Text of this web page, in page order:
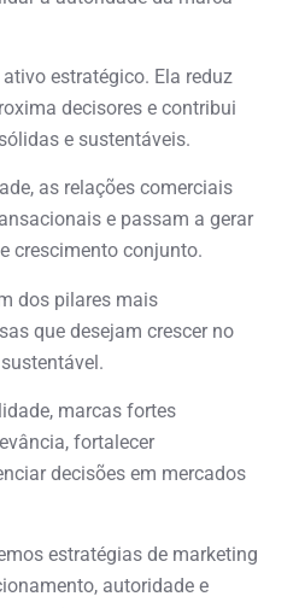
estratégico. Ela reduz
decisores e contribui
e sustentáveis.
as relações comerciais
e passam a gerar
crescimento conjunto.
dos pilares mais
que desejam crescer no
marcas fortes
fortalecer
decisões em mercados
estratégias de marketing
autoridade e